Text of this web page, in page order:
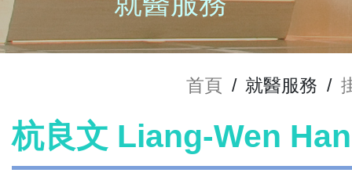
首頁 / 就醫服務 /
杭良文 Liang-Wen